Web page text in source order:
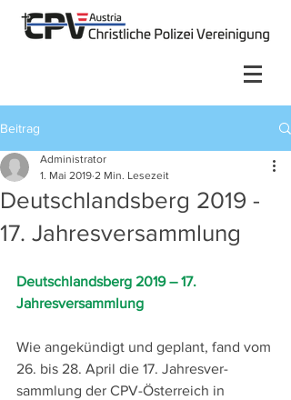
Beitrag
Deutschlandsberg 2019 -
17. Jahresversammlung
Administrator
1. Mai 2019 2 Min. Lesezeit
Deutschlandsberg 2019 – 17.
Jahresversammlung
Wie angekündigt und geplant, fand vom
26. bis 28. April die 17. Jahresver-
sammlung der CPV-Österreich in